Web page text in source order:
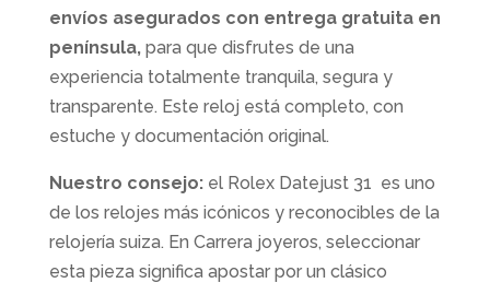
envíos asegurados con entrega gratuita en
península,para que disfrutes de una
experiencia totalmente tranquila, segura y
transparente. Este reloj está completo, con
estuche y documentación original.
Nuestro consejo: el Rolex Datejust 31 es uno
de los relojes más icónicos y reconocibles de la
relojería suiza. En Carrera joyeros, seleccionar
esta pieza significa apostar por un clásico